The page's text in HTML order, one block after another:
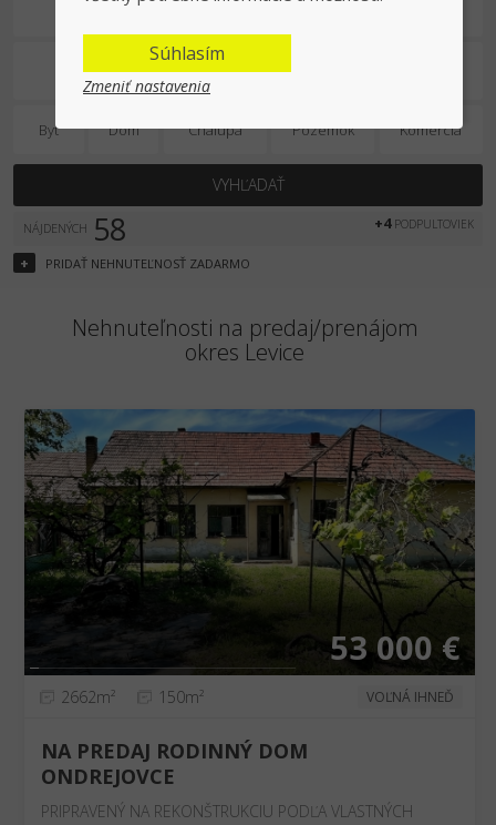
Predaj/prenájom
Byt Dom Chalupa Pozemok Komercia
VYHĽADAŤ
NÁJDENÝCH 58 +4PODPULTOVIEK
+ PRIDAŤ NEHNUTEĽNOSŤ ZADARMO
Nehnuteľnosti na predaj/prenájom
okres Levice
❮ ❯
53 000 €
2662m² 150m² VOĽNÁ IHNEĎ
NA PREDAJ RODINNÝ DOM
ONDREJOVCE
PRIPRAVENÝ NA REKONŠTRUKCIU PODĽA VLASTNÝCH
Súhlasím
Zmeniť nastavenia